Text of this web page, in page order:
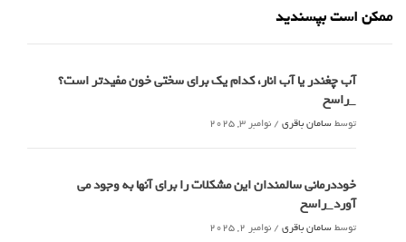
ممکن است بپسندید
آب چغندر یا آب انار، کدام‌ یک برای سختی خون مفیدتر است؟
_راسخ
توسطسامان باقری / نوامبر 3, 2025
خوددرمانی سالمندان این مشکلات را برای آنها به وجود می
آورد_راسخ
توسطسامان باقری / نوامبر 2, 2025